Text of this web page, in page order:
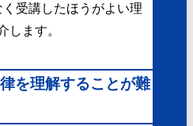
受講したほうがよい理
します。
を理解することが難